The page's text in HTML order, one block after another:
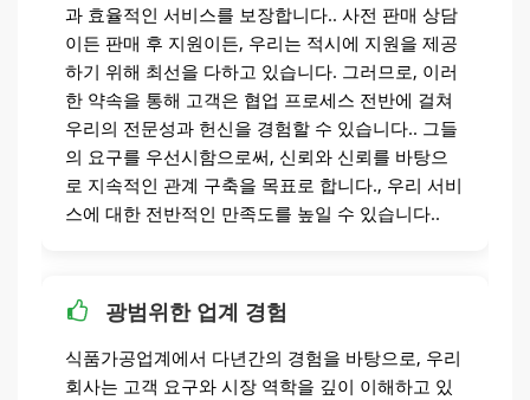
과 효율적인 서비스를 보장합니다.. 사전 판매 상담
이든 판매 후 지원이든, 우리는 적시에 지원을 제공
하기 위해 최선을 다하고 있습니다. 그러므로, 이러
한 약속을 통해 고객은 협업 프로세스 전반에 걸쳐
우리의 전문성과 헌신을 경험할 수 있습니다.. 그들
의 요구를 우선시함으로써, 신뢰와 신뢰를 바탕으
로 지속적인 관계 구축을 목표로 합니다., 우리 서비
스에 대한 전반적인 만족도를 높일 수 있습니다..
광범위한 업계 경험
식품가공업계에서 다년간의 경험을 바탕으로, 우리
회사는 고객 요구와 시장 역학을 깊이 이해하고 있